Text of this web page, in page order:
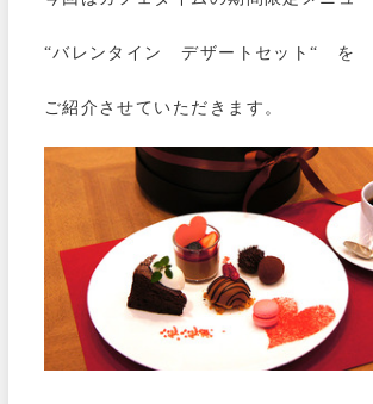
“バレンタイン デザートセット“ を
ご紹介させていただきます。